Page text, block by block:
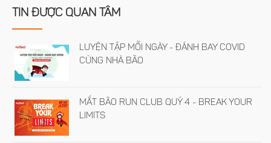
TIN ĐƯỢC QUAN TÂM
LUYỆN TẬP MỖI NGÀY - ĐÁNH BAY COVID
CÙNG NHÀ BÃO
MẮT BÃO RUN CLUB QUÝ 4 - BREAK YOUR
LIMITS